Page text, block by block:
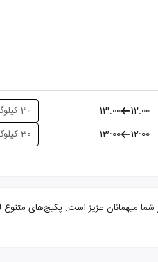
12:00
13:00 30 کیلوگرم بار مجاز
12:00
13:00 30 کیلوگرم بار مجاز
بوفه و پرسنلی مجرب آماده پذیرایی از شما میهمانان